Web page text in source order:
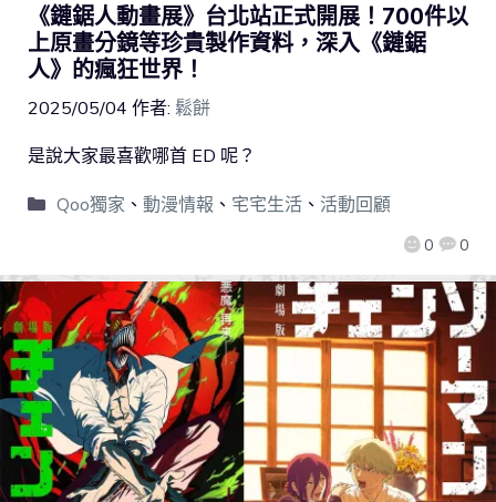
《鏈鋸人動畫展》台北站正式開展！700件以
上原畫分鏡等珍貴製作資料，深入《鏈鋸
人》的瘋狂世界！
2025/05/04 作者: 鬆餅
0 0
是說大家最喜歡哪首 ED 呢？
Qoo獨家 、 動漫情報 、 宅宅生活、 活動回顧